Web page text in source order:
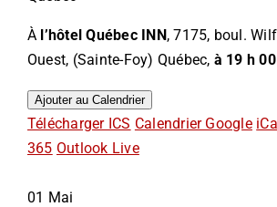
À l’hôtel Québec INN, 7175, boul.
Ouest, (Sainte-Foy) Québec, à 19 h
Ajouter au Calendrier
Télécharger ICS Calendrier Google
365 Outlook Live
01 Mai